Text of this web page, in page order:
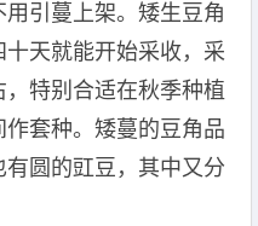
引蔓上架。矮生豆角
天就能开始采收，采
特别合适在秋季种植
套种。矮蔓的豆角品
圆的豇豆，其中又分